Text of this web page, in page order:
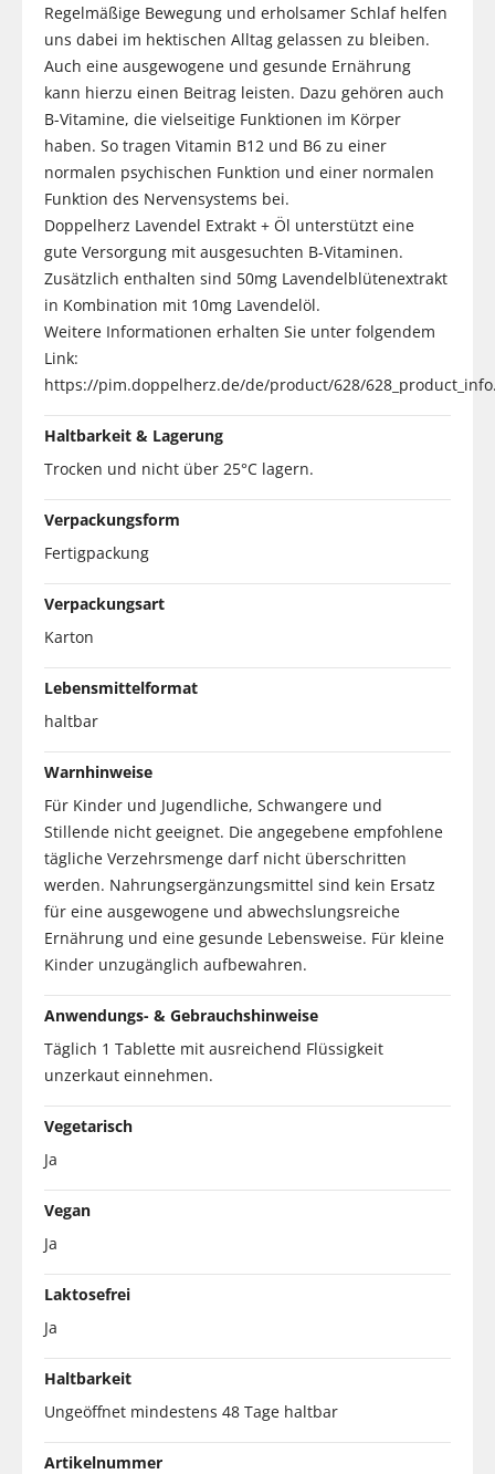
Regelmäßige Bewegung und erholsamer Schlaf helfen
uns dabei im hektischen Alltag gelassen zu bleiben.
Auch eine ausgewogene und gesunde Ernährung
kann hierzu einen Beitrag leisten. Dazu gehören auch
B-Vitamine, die vielseitige Funktionen im Körper
haben. So tragen Vitamin B12 und B6 zu einer
normalen psychischen Funktion und einer normalen
Funktion des Nervensystems bei.
Doppelherz Lavendel Extrakt + Öl unterstützt eine
gute Versorgung mit ausgesuchten B-Vitaminen.
Zusätzlich enthalten sind 50mg Lavendelblütenextrakt
in Kombination mit 10mg Lavendelöl.
Weitere Informationen erhalten Sie unter folgendem
Link:
https://pim.doppelherz.de/de/product/628/
Haltbarkeit & Lagerung
Trocken und nicht über 25°C lagern.
Verpackungsform
Fertigpackung
Verpackungsart
Karton
Lebensmittelformat
haltbar
Warnhinweise
Für Kinder und Jugendliche, Schwangere und
Stillende nicht geeignet. Die angegebene empfohlene
tägliche Verzehrsmenge darf nicht überschritten
werden. Nahrungsergänzungsmittel sind kein Ersatz
für eine ausgewogene und abwechslungsreiche
Ernährung und eine gesunde Lebensweise. Für kleine
Kinder unzugänglich aufbewahren.
Anwendungs- & Gebrauchshinweise
Täglich 1 Tablette mit ausreichend Flüssigkeit
unzerkaut einnehmen.
Vegetarisch
Ja
Vegan
Ja
Laktosefrei
Ja
Haltbarkeit
Ungeöffnet mindestens 48 Tage haltbar
Artikelnummer